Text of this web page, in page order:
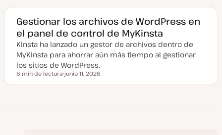
a
c
t
u
a
i
z
a
d
Gestionar los archivos de WordPress en
el panel de control de MyKinsta
Kinsta ha lanzado un gestor de archivos dentro de
MyKinsta para ahorrar aún más tiempo al gestionar
los sitios de WordPress.
Tiempo de lectura
6 min de lectura
e
a
junio 11, 2026